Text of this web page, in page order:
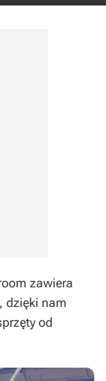
zawiera
dzięki nam
od